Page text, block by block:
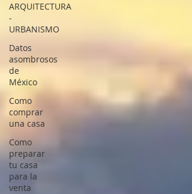
ARQUITECTURA
-
URBANISMO
Datos
asombrosos
de
México
Como
comprar
una casa
Como
preparar
tu casa
para la
venta